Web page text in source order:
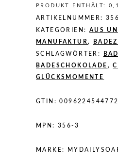
PRODUKT ENTHÄLT:
ARTIKELNUMMER:
KATEGORIEN: AUS
MANUFAKTUR,
SCHLAGWÖRTER:
BADESCHOKOLADE ,
GLÜCKSMOMENTE
GTIN:0096224544772
MPN: 356-3
MARKE: